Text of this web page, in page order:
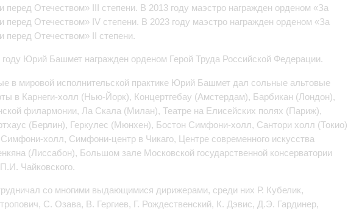
перед Отечеством» III степени. В 2013 году маэстро награжден орденом «За
перед Отечеством» IV степени. В 2023 году маэстро награжден орденом «За
перед Отечеством» II степени.
году Юрий Башмет награжден орденом Герой Труда Российской Федерации.
в мировой исполнительской практике Юрий Башмет дал сольные альтовые
в Карнеги-холл (Нью-Йорк), Концертгебау (Амстердам), Барбикан (Лондон),
филармонии, Ла Скала (Милан), Театре на Елисейских полях (Париж),
(Берлин), Геркулес (Мюнхен), Бостон Симфони-холл, Сантори холл
холл, Симфони-центр в Чикаго, Центре современного искусства
(Лиссабон), Большом зале Московской государственной консерватории
Чайковского.
со многими выдающимися дирижерами, среди них Р. Кубелик,
С. Озава, В. Гергиев, Г. Рождественский, К. Дэвис, Д.Э. Гардинер,